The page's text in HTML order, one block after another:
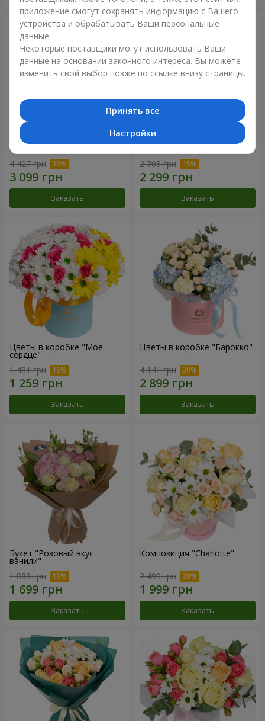
Букет "Крещатик"
4 427 грн
Заказать
Букет "Дежавю"
2 705 грн
Заказать
Цветы в коробке "Мое
сердце"
1 481 грн
Заказать
Цветы в коробке "Барокко"
4 141 грн
Заказать
Букет "Розовый вкус
ванили"
1 888 грн
Заказать
Композиция "Charlotte"
2 499 грн
Заказать
приложение смогут сохранять информацию с Вашего
устройства и обрабатывать Ваши персональные
данные.
Некоторые поставщики могут использовать Ваши
данные на основании законного интереса. Вы можете
изменить свой выбор позже по ссылке внизу страницы.
Принять все
Настройки